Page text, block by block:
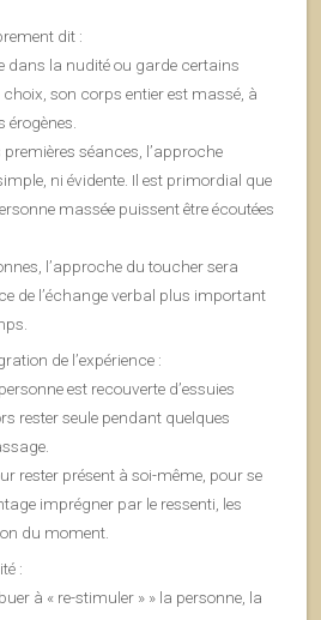
dit :
dans la nudité ou garde certains
son corps entier est massé, à
érogènes.
séances, l’approche
ni évidente. Il est primordial que
massée puissent être écoutées
l’approche du toucher sera
de l’échange verbal plus important
de l’expérience :
est recouverte d’essuies
rester seule pendant quelques
rester présent à soi-même, pour se
imprégner par le ressenti, les
du moment.
:
à « re-stimuler » » la personne, la